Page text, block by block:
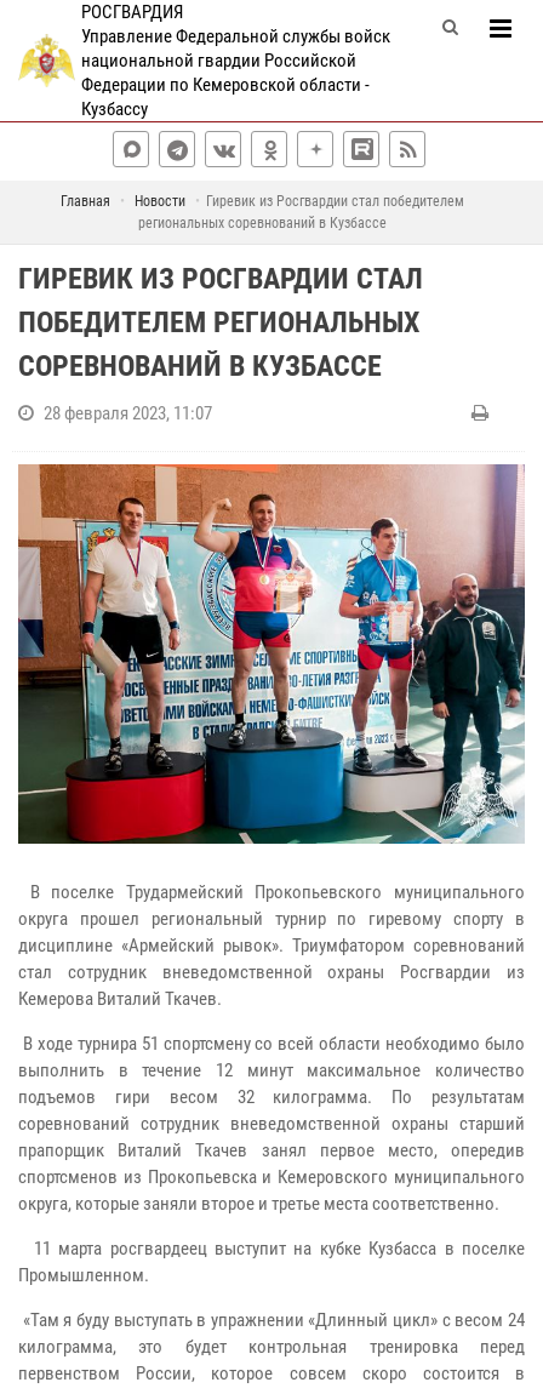
РОСГВАРДИЯ
Управление Федеральной службы войск
национальной гвардии Российской
Федерации по Кемеровской области -
Кузбассу
Главная Новости
Гиревик из Росгвардии стал победителем
региональных соревнований в Кузбассе
ГИРЕВИК ИЗ РОСГВАРДИИ СТАЛ
ПОБЕДИТЕЛЕМ РЕГИОНАЛЬНЫХ
СОРЕВНОВАНИЙ В КУЗБАССЕ
28 февраля 2023, 11:07
В поселке Трудармейский Прокопьевского муниципального
округа прошел региональный турнир по гиревому спорту в
дисциплине «Армейский рывок». Триумфатором соревнований
стал сотрудник вневедомственной охраны Росгвардии из
Кемерова Виталий Ткачев.
В ходе турнира 51 спортсмену со всей области необходимо было
выполнить в течение 12 минут максимальное количество
подъемов гири весом 32 килограмма. По результатам
соревнований сотрудник вневедомственной охраны старший
прапорщик Виталий Ткачев занял первое место, опередив
спортсменов из Прокопьевска и Кемеровского муниципального
округа, которые заняли второе и третье места соответственно.
11 марта росгвардеец выступит на кубке Кузбасса в поселке
Промышленном.
«Там я буду выступать в упражнении «Длинный цикл» с весом 24
килограмма, это будет контрольная тренировка перед
первенством России, которое совсем скоро состоится в